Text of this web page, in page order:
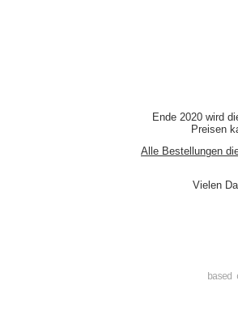
Ende 2020 wird
Preisen
Alle Bestellungen
Vielen